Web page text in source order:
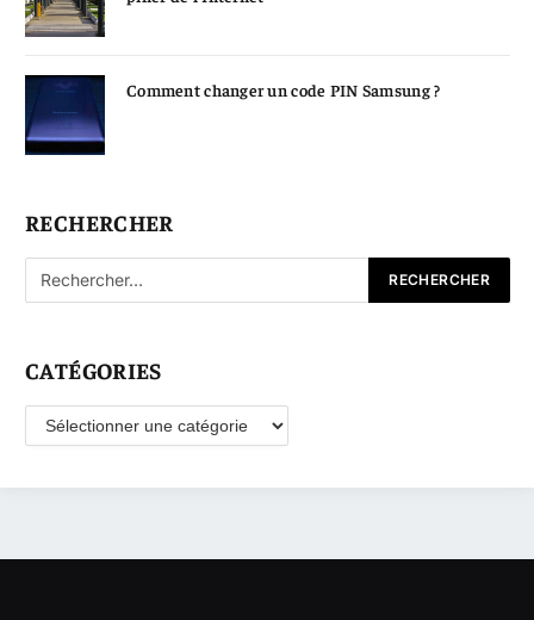
Comment changer un code PIN Samsung ?
RECHERCHER
CATÉGORIES
Catégories